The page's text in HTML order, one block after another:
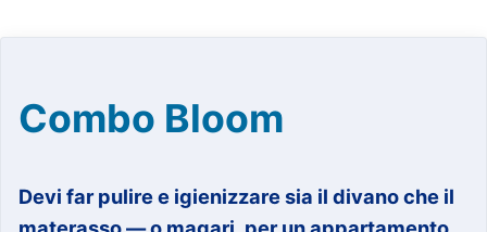
Combo Bloom
Devi far pulire e igienizzare sia il divano che il